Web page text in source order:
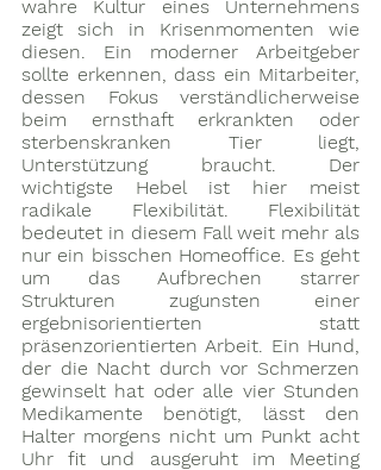
wahre Kultur eines Unternehmens
zeigt sich in Krisenmomenten wie
diesen. Ein moderner Arbeitgeber
sollte erkennen, dass ein Mitarbeiter,
dessen Fokus verständlicherweise
beim ernsthaft erkrankten oder
sterbenskranken Tier liegt,
Unterstützung braucht. Der
wichtigste Hebel ist hier meist
radikale Flexibilität. Flexibilität
bedeutet in diesem Fall weit mehr als
nur ein bisschen Homeoffice. Es geht
um das Aufbrechen starrer
Strukturen zugunsten einer
ergebnisorientierten statt
präsenzorientierten Arbeit. Ein Hund,
der die Nacht durch vor Schmerzen
gewinselt hat oder alle vier Stunden
Medikamente benötigt, lässt den
Halter morgens nicht um Punkt acht
Uhr fit und ausgeruht im Meeting